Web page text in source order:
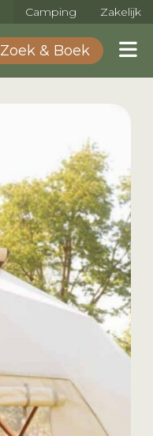
Camping Zakelijk
Zoek & Boek